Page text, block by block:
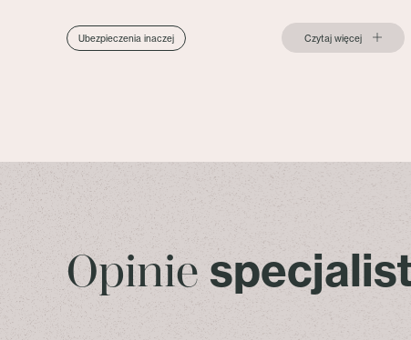
Ubezpieczenia inaczej Czytaj więcej
Opinie